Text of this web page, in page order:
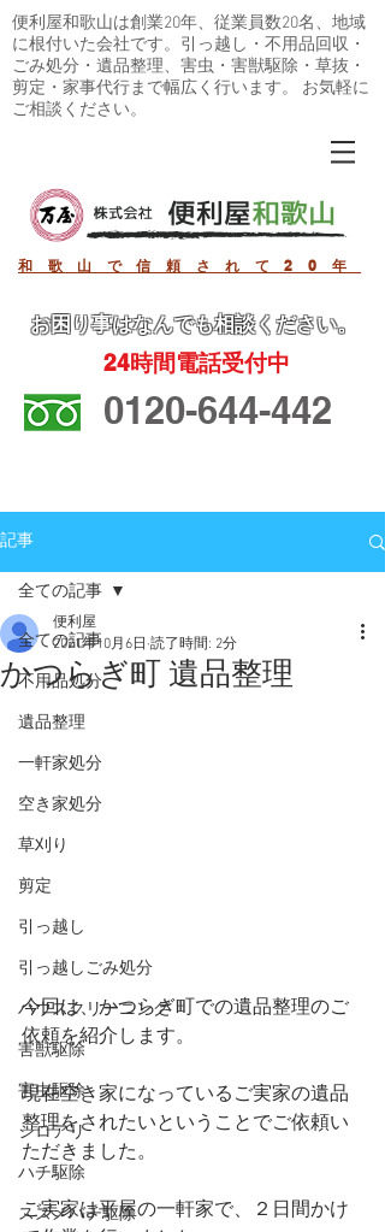
便利屋和歌山は創業20年、従業員数20名、地域
に根付いた会社です。引っ越し・不用品回収・
ごみ処分・遺品整理、害虫・害獣駆除・草抜・
剪定・家事代行まで幅広く行います。 お気軽に
ご相談ください。
和歌山で信頼されて20年
お困り事はなんでも相談ください。
24時間電話受付中
0120-644-442
記事
全ての記事
不用品処分
遺品整理
一軒家処分
空き家処分
草刈り
剪定
引っ越し
引っ越しごみ処分
ハウスクリーニング
害獣駆除
害虫駆除
シロアリ
ハチ駆除
スズメバチ駆除
全ての記事
かつらぎ町 遺品整理
便利屋
2021年10月6日 読了時間: 2分
今回は、かつらぎ町での遺品整理のご
依頼を紹介します。
現在空き家になっているご実家の遺品
整理をされたいということでご依頼い
ただきました。
ご実家は平屋の一軒家で、２日間かけ